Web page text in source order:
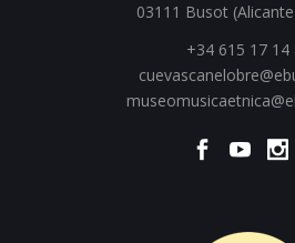
03111 Busot
+34 615 17 14